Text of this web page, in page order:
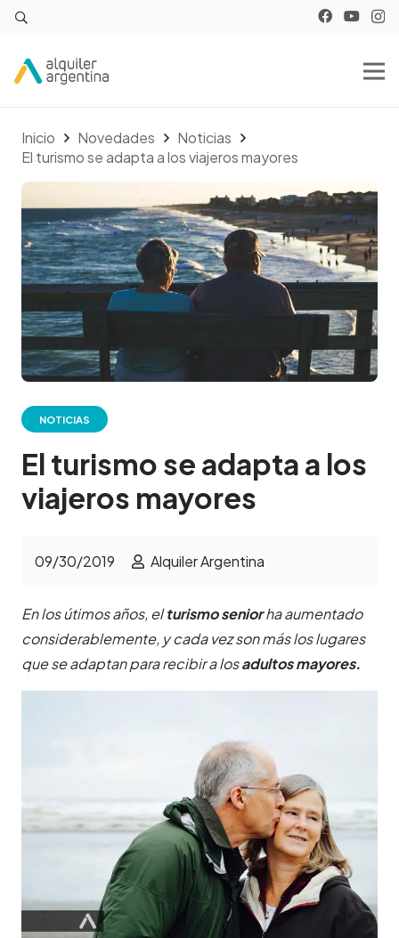
Inicio Novedades
Noticias
El turismo se adapta a los viajeros mayores
NOTICIAS
El turismo se adapta a los
viajeros mayores
09/30/2019 Alquiler Argentina
En los útimos años, elturismo seniorha aumentado
considerablemente, y cada vez son más los lugares
que se adaptan para recibir a losadultos mayores.